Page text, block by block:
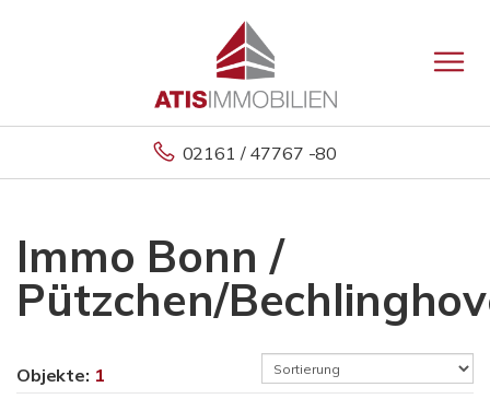
02161 / 47767 -80
Immo Bonn /
Pützchen/
Objekte: 1